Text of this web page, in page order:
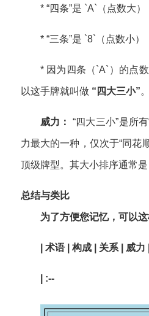
* “四条”是 `A`（点数大）
* “三条”是 `8`（点数小）
* 因为四条（`A`）的点
以这手牌就叫做 “四大三小”。
威力： “四大三小”是所
力最大的一种，仅次于“同花
顶级牌型。其大小排序通常是
总结与类比
为了方便您记忆，可以这
| 术语 | 构成 | 关系 | 威力
| :--